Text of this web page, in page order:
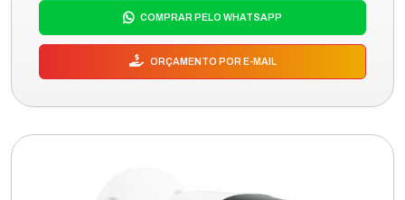
COMPRAR PELO WHATSAPP
ORÇAMENTO POR E-MAIL